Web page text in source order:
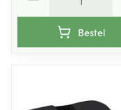
Bestel